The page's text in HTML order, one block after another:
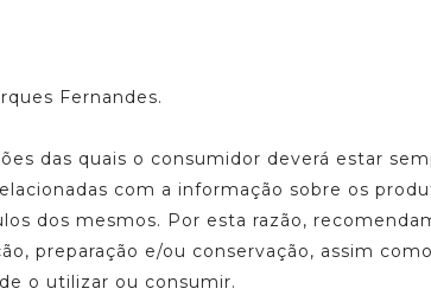
Fernandes.
das quais o consumidor deverá estar
com a informação sobre os
dos mesmos. Por esta razão,
preparação e/ou conservação, assim
o utilizar ou consumir.